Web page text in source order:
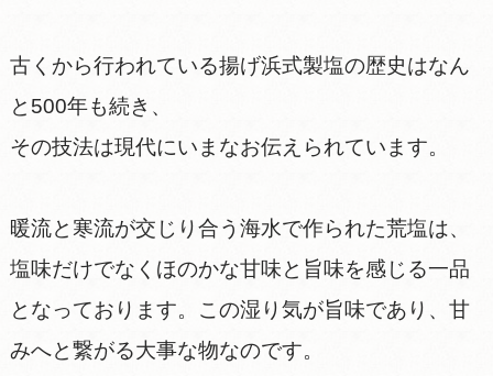
古くから行われている揚げ浜式製塩の歴史はなん
と500年も続き、
その技法は現代にいまなお伝えられています。
暖流と寒流が交じり合う海水で作られた荒塩は、
塩味だけでなくほのかな甘味と旨味を感じる一品
となっております。この湿り気が旨味であり、甘
みへと繋がる大事な物なのです。